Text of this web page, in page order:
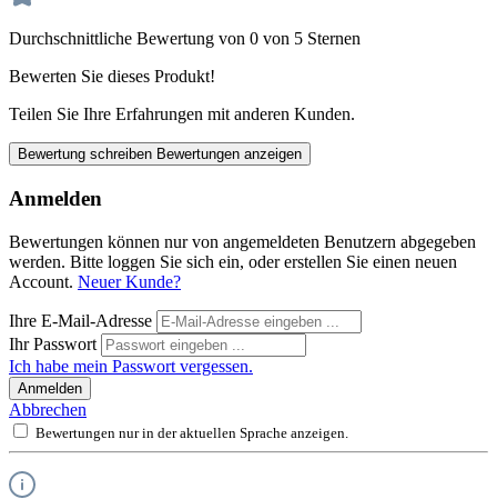
Durchschnittliche Bewertung von 0 von 5 Sternen
Bewerten Sie dieses Produkt!
Teilen Sie Ihre Erfahrungen mit anderen Kunden.
Bewertung schreiben Bewertungen anzeigen
Anmelden
Bewertungen können nur von angemeldeten Benutzern abgegeben
werden. Bitte loggen Sie sich ein, oder erstellen Sie einen neuen
Account. Neuer Kunde?
Ihre E-Mail-Adresse
Ihr Passwort
Ich habe mein Passwort vergessen.
Anmelden
Abbrechen
Bewertungen nur in der aktuellen Sprache anzeigen.